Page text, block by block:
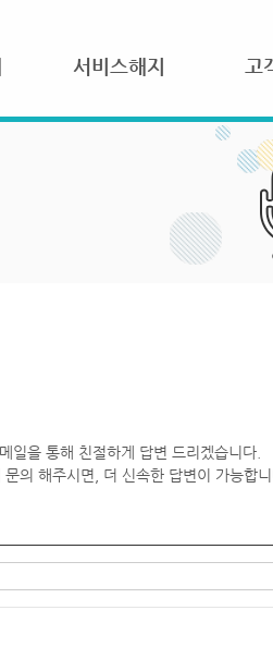
서비스해지 고
일을 통해 친절하게 답변 드리겠습니다.
의 해주시면, 더 신속한 답변이 가능합니